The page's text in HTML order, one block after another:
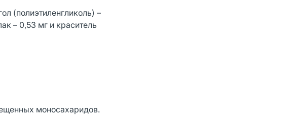
(полиэтиленгликоль) –
– 0,53 мг и краситель
моносахаридов.